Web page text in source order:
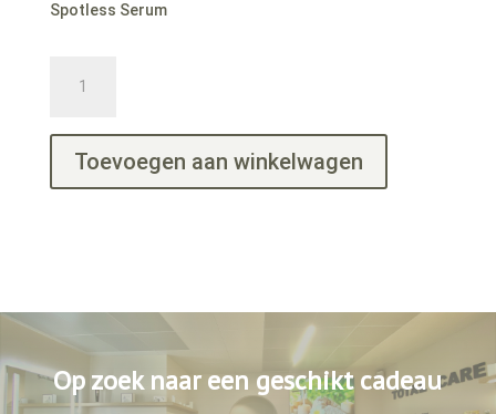
Spotless Serum
Serum
Toevoegen aan winkelwagen
Op zoek naar een geschikt cadeau